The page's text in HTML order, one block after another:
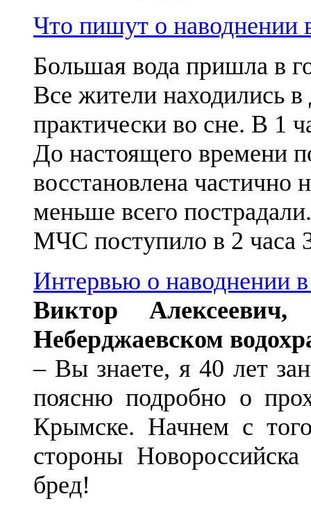
Что пишут о
Большая вода пришла в
Все жители находились
практически во сне. В 1
До настоящего времени
восстановлена частично
меньше всего
МЧС поступило в 2 часа
Интервью о
Виктор
Неберджаевском
– Вы знаете, я 40 лет
поясню подробно о
Крымске. Начнем с
стороны
бред!